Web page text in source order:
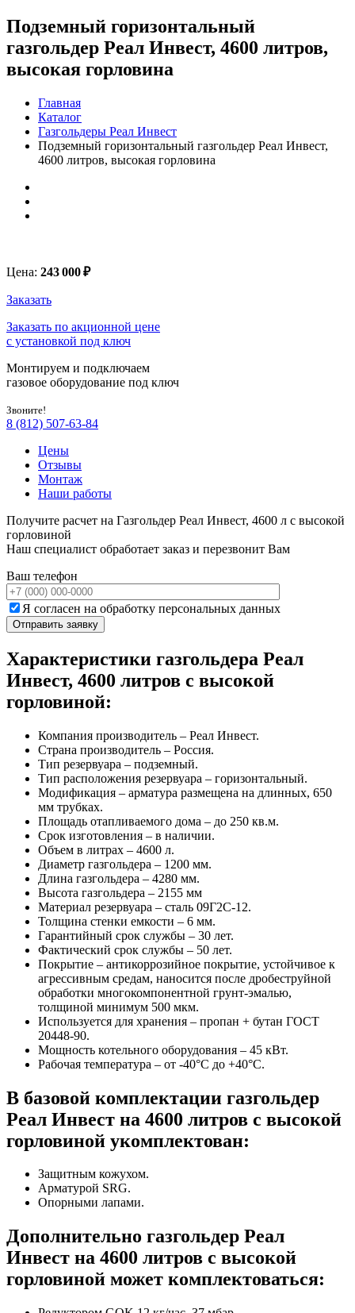
Подземный горизонтальный
газгольдер Реал Инвест, 4600 литров,
высокая горловина
Главная
Каталог
Газгольдеры Реал Инвест
Подземный горизонтальный газгольдер Реал Инвест,
4600 литров, высокая горловина
Цена: 243 000₽
Заказать
Заказать по акционной цене
с установкой под ключ
Монтируем и подключаем
газовое оборудование под ключ
Звоните!
8 (812) 507-63-84
Цены
Отзывы
Монтаж
Наши работы
Получите расчет на Газгольдер Реал Инвест, 4600 л с высокой
горловиной
Наш специалист обработает заказ и перезвонит Вам
Ваш телефон
Я согласен на обработку персональных данных
Характеристики газгольдера Реал
Инвест, 4600 литров с высокой
горловиной:
Компания производитель – Реал Инвест.
Страна производитель – Россия.
Тип резервуара – подземный.
Тип расположения резервуара – горизонтальный.
Модификация – арматура размещена на длинных, 650
мм трубках.
Площадь отапливаемого дома – до 250 кв.м.
Срок изготовления – в наличии.
Объем в литрах – 4600 л.
Диаметр газгольдера – 1200 мм.
Длина газгольдера – 4280 мм.
Высота газгольдера – 2155 мм
Материал резервуара – сталь 09Г2С-12.
Толщина стенки емкости – 6 мм.
Гарантийный срок службы – 30 лет.
Фактический срок службы – 50 лет.
Покрытие – антикоррозийное покрытие, устойчивое к
агрессивным средам, наносится после дробеструйной
обработки многокомпонентной грунт-эмалью,
толщиной минимум 500 мкм.
Используется для хранения – пропан + бутан ГОСТ
20448-90.
Мощность котельного оборудования – 45 кВт.
Рабочая температура – от -40°C до +40°C.
В базовой комплектации газгольдер
Реал Инвест на 4600 литров с высокой
горловиной укомплектован:
Защитным кожухом.
Арматурой SRG.
Опорными лапами.
Дополнительно газгольдер Реал
Инвест на 4600 литров с высокой
горловиной может комплектоваться: